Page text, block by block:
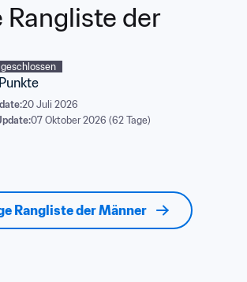
der
Punkte
20 Juli 2026
07 Oktober 2026 (62 Tage)
Rangliste der Männer